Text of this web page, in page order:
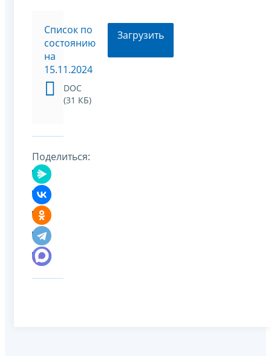
Список по
состоянию
на
15.11.2024
DOC
(31 КБ)
Загрузить
Поделиться: